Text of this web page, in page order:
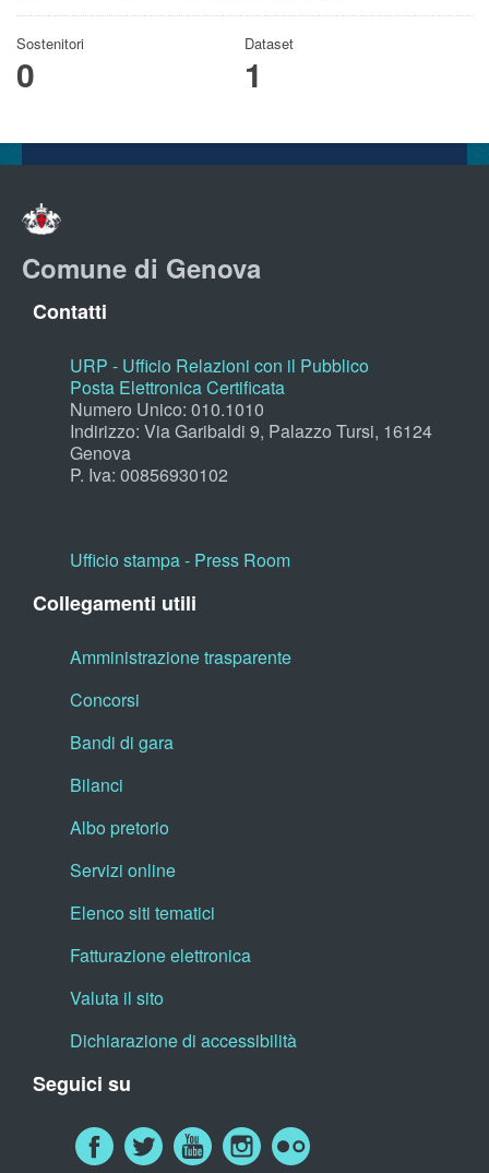
Sostenitori
0
Dataset
1
Comune di Genova
Contatti
URP - Ufficio Relazioni con il Pubblico
Posta Elettronica Certificata
Numero Unico: 010.1010
Indirizzo: Via Garibaldi 9, Palazzo Tursi, 16124
Genova
P. Iva: 00856930102
Ufficio stampa - Press Room
Collegamenti utili
Amministrazione trasparente
Concorsi
Bandi di gara
Bilanci
Albo pretorio
Servizi online
Elenco siti tematici
Fatturazione elettronica
Valuta il sito
Dichiarazione di accessibilità
Seguici su